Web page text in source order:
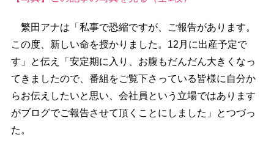
繁田アナは「私事で恐縮ですが、ご報告があります。
この度、新しい命を授かりました。12月に出産予定で
す」と伝え「安定期に入り、お腹もだんだん大きくなっ
てきましたので、番組をご覧下さっている皆様に自分か
らお伝えしたいと思い、会社員という立場ではあります
がブログでご報告させて頂くことにしました」とつづっ
た。